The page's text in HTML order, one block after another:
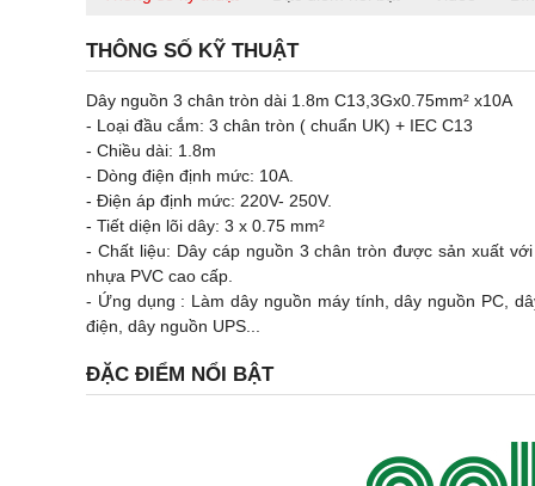
THÔNG SỐ KỸ THUẬT
Dây nguồn 3 chân tròn dài 1.8m C13,3Gx0.75mm² x10A
- Loại đầu cắm: 3 chân tròn ( chuẩn UK) + IEC C13
- Chiều dài: 1.8m
- Dòng điện định mức: 10A.
- Điện áp định mức: 220V- 250V.
- Tiết diện lõi dây: 3 x 0.75 mm²
- Chất liệu: Dây cáp nguồn 3 chân tròn được sản xuất
nhựa PVC cao cấp.
- Ứng dụng : Làm dây nguồn máy tính, dây nguồn PC,
điện, dây nguồn UPS...
ĐẶC ĐIỂM NỔI BẬT